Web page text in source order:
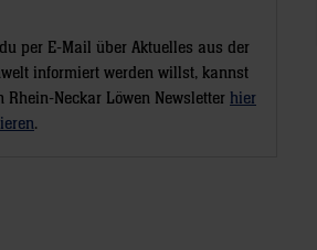
per E-Mail über Aktuelles aus der
informiert werden willst, kannst
Rhein-Neckar Löwen Newsletter hier
.